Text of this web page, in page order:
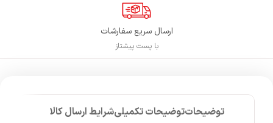
ارسال سریع سفارشات
با پست پیشتاز
توضیحاتتوضیحات تکمیلیشرایط ارسال کالا